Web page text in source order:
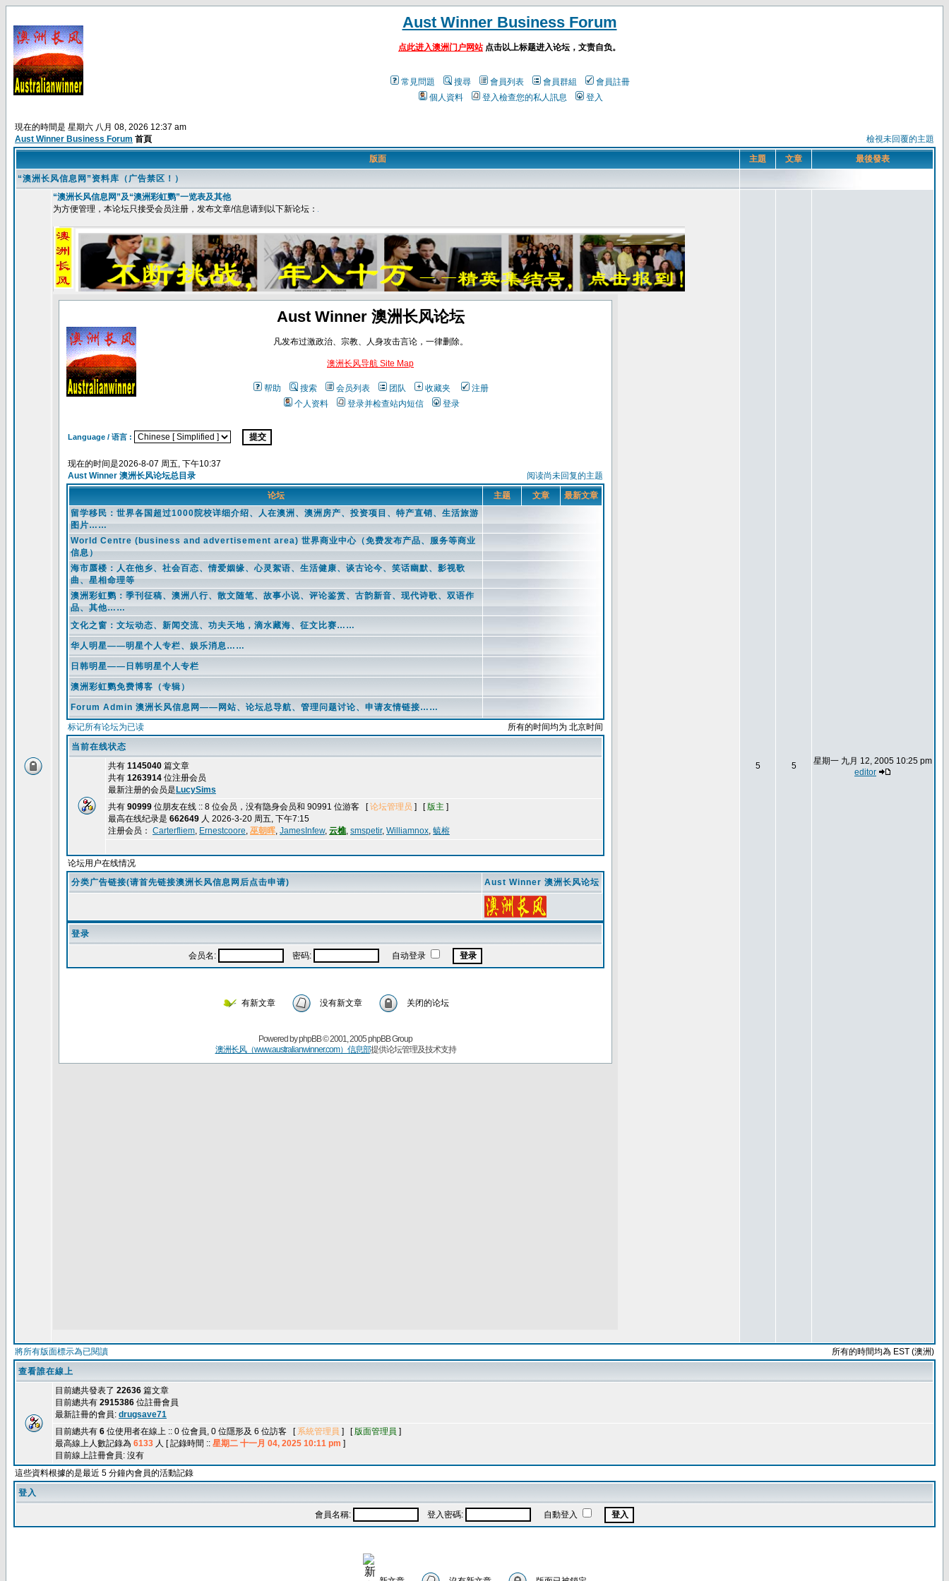
Aust Winner Business Forum
点此进入澳洲门户网站点击以上标题进入论坛，文责自负。
常見問題 搜尋 會員列表 會員群組
會員註冊
個人資料
登入檢查您的私人訊息 登入
現在的時間是 星期六 八月 08, 2026 12:37 am
Aust Winner Business Forum 首頁
檢視未回覆的主題
版面
主題 文章
最後發表
“澳洲长风信息网”资料库（广告禁区！）
“澳洲长风信息网”及“澳洲彩虹鹦”一览表及其他
为方便管理，本论坛只接受会员注册，发布文章/信息请到以下新论坛：
5 5
星期一 九月 12, 2005 10:25 pm
editor
將所有版面標示為已閱讀
所有的時間均為 EST (澳洲)
查看誰在線上
目前總共發表了 22636 篇文章
目前總共有 2915386 位註冊會員
最新註冊的會員: drugsave71
目前總共有 6 位使用者在線上 :: 0 位會員, 0 位隱形及 6 位訪客 [ 系統管理員 ] [版面管理員 ]
最高線上人數記錄為 6133 人 [ 記錄時間 :: 星期二 十一月 04, 2025 10:11 pm ]
目前線上註冊會員: 沒有
這些資料根據的是最近 5 分鐘內會員的活動記錄
登入
會員名稱: 登入密碼: 自動登入